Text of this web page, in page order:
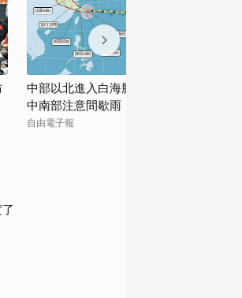
中部以北進入白海豚「風雨搖滾區」 明晚
中南部注意間歇雨
自由電子報